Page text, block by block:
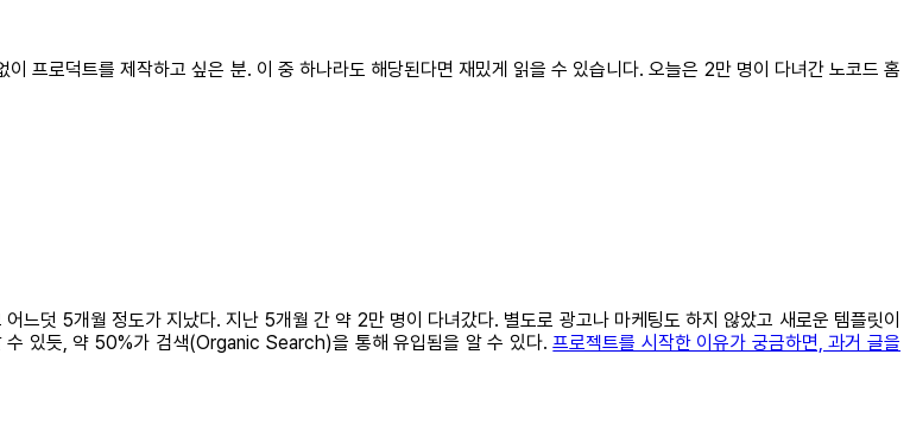
프로덕트를 제작하고 싶은 분. 이 중 하나라도 해당된다면 재밌게 읽을 수 있습니다. 오늘은 2만 명이 다녀간 노코드 홈
느덧 5개월 정도가 지났다. 지난 5개월 간 약 2만 명이 다녀갔다. 별도로 광고나 마케팅도 하지 않았고 새로운 템플릿이
수 있듯, 약 50%가 검색(Organic Search)을 통해 유입됨을 알 수 있다.프로젝트를 시작한 이유가 궁금하면, 과거 글을